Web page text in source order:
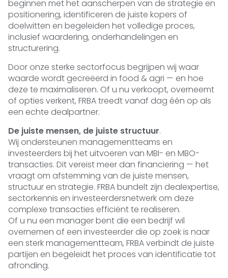
beginnen met het aanscherpen van de strategie en
positionering, identificeren de juiste kopers of
doelwitten en begeleiden het volledige proces,
inclusief waardering, onderhandelingen en
structurering.
Door onze sterke sectorfocus begrijpen wij waar
waarde wordt gecreëerd in food & agri — en hoe
deze te maximaliseren. Of u nu verkoopt, overneemt
of opties verkent, FRBA treedt vanaf dag één op als
een echte dealpartner.
De juiste mensen, de juiste structuur.
Wij ondersteunen managementteams en
investeerders bij het uitvoeren van MBI- en MBO-
transacties. Dit vereist meer dan financiering — het
vraagt om afstemming van de juiste mensen,
structuur en strategie. FRBA bundelt zijn dealexpertise,
sectorkennis en investeerdersnetwerk om deze
complexe transacties efficiënt te realiseren.
Of u nu een manager bent die een bedrijf wil
overnemen of een investeerder die op zoek is naar
een sterk managementteam, FRBA verbindt de juiste
partijen en begeleidt het proces van identificatie tot
afronding.